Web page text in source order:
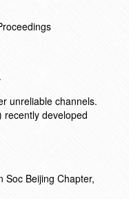
unreliable channels.
recently developed
Soc Beijing Chapter,